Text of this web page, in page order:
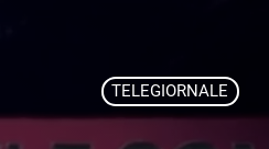
TELEGIORNALE